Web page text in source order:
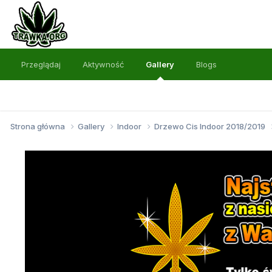
Przeglądaj Aktywność Gallery Blogs
Strona główna Gallery Indoor Drzewo Cis Indoor 2018/2019